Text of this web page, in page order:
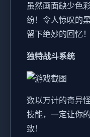
虽然画面缺少色
纷！令人惊叹的
留下绝妙的回忆！
独特战斗系统
数以万计的奇异
技能，一定让你
致！